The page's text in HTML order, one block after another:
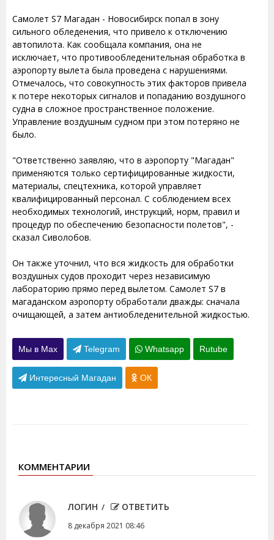
Самолет S7 Магадан - Новосибирск попал в зону
сильного обледенения, что привело к отключению
автопилота. Как сообщала компания, она не
исключает, что противообледенительная обработка в
аэропорту вылета была проведена с нарушениями.
Отмечалось, что совокупность этих факторов привела
к потере некоторых сигналов и попаданию воздушного
судна в сложное пространственное положение.
Управление воздушным судном при этом потеряно не
было.
"Ответственно заявляю, что в аэропорту "Магадан"
применяются только сертифицированные жидкости,
материалы, спецтехника, которой управляет
квалифицированный персонал. С соблюдением всех
необходимых технологий, инструкций, норм, правил и
процедур по обеспечению безопасности полетов", -
сказал Сиволобов.
Он также уточнил, что вся жидкость для обработки
воздушных судов проходит через независимую
лабораторию прямо перед вылетом. Самолет S7 в
магаданском аэропорту обработали дважды: сначала
очищающей, а затем антиобледенительной жидкостью.
Мы в Max Telegram Whatsapp Rutube
Интересный Магадан ОК
КОММЕНТАРИИ
ЛОГИН ОТВЕТИТЬ
8 декабря 2021 08:46